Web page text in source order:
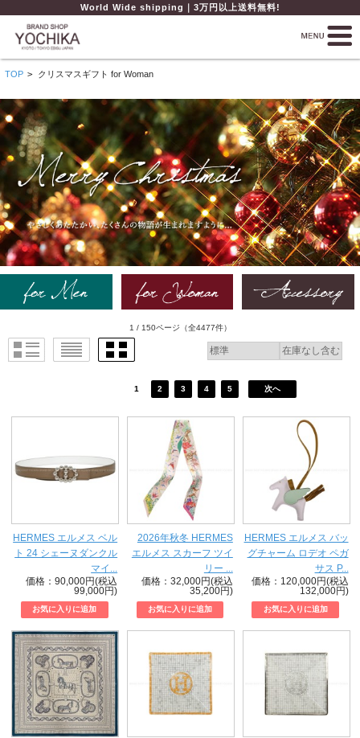
World Wide shipping｜3万円以上送料無料!
TOP > クリスマスギフト for Woman
1 / 150ページ （全4477件）
1 2 3 4 5 次へ
HERMES エルメス ベル
ト 24 シェーヌダンクル
マイ...
価格：90,000円(税込
99,000円)
2026年秋冬 HERMES
エルメス スカーフ ツイ
リー ...
価格：32,000円(税込
35,200円)
HERMES エルメス バッ
グチャーム ロデオ ペガ
サス P...
価格：120,000円(税込
132,000円)